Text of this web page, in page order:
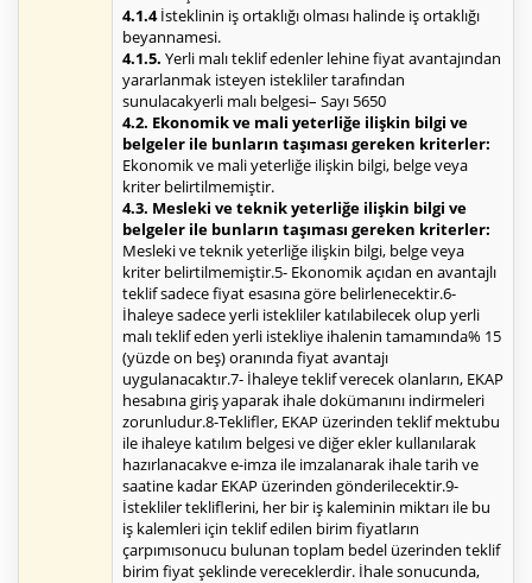
4.1.4İsteklinin iş ortaklığı olması halinde iş ortaklığı
beyannamesi.
4.1.5. Yerli malı teklif edenler lehine fiyat avantajından
yararlanmak isteyen istekliler tarafından
sunulacakyerli malı belgesi– Sayı 5650
4.2. Ekonomik ve mali yeterliğe ilişkin bilgi ve
belgeler ile bunların taşıması gereken kriterler:
Ekonomik ve mali yeterliğe ilişkin bilgi, belge veya
kriter belirtilmemiştir.
4.3. Mesleki ve teknik yeterliğe ilişkin bilgi ve
belgeler ile bunların taşıması gereken kriterler:
Mesleki ve teknik yeterliğe ilişkin bilgi, belge veya
kriter belirtilmemiştir.5- Ekonomik açıdan en avantajlı
teklif sadece fiyat esasına göre belirlenecektir.6-
İhaleye sadece yerli istekliler katılabilecek olup yerli
malı teklif eden yerli istekliye ihalenin tamamında% 15
(yüzde on beş) oranında fiyat avantajı
uygulanacaktır.7- İhaleye teklif verecek olanların, EKAP
hesabına giriş yaparak ihale dokümanını indirmeleri
zorunludur.8-Teklifler, EKAP üzerinden teklif mektubu
ile ihaleye katılım belgesi ve diğer ekler kullanılarak
hazırlanacakve e-imza ile imzalanarak ihale tarih ve
saatine kadar EKAP üzerinden gönderilecektir.9-
İstekliler tekliflerini, her bir iş kaleminin miktarı ile bu
iş kalemleri için teklif edilen birim fiyatların
çarpımısonucu bulunan toplam bedel üzerinden teklif
birim fiyat şeklinde vereceklerdir. İhale sonucunda,